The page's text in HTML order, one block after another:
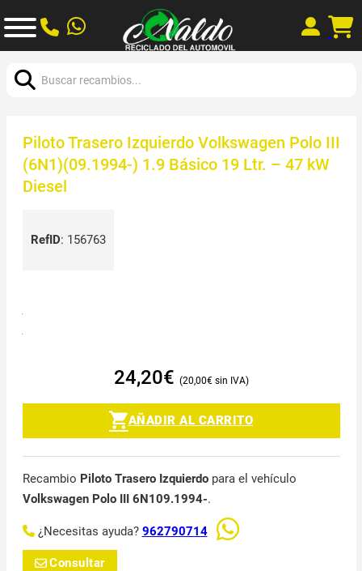
Piloto Trasero Izquierdo Volkswagen Polo III
(6N1)(09.1994-) 1.9 Básico 19 Ltr. – 47 kW
Diesel
RefID: 156763
24,20€ 20,00€
AÑADIR AL CARRITO
Recambio Piloto Trasero Izquierdopara el vehículo
Volkswagen Polo III 6N109.1994-.
¿Necesitas ayuda? 962790714
Consultar